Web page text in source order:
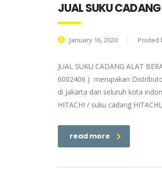
JUAL SUKU
January 16, 2020 Posted
JUAL SUKU CADANG ALAT
6002406 ) merupakan
di Jakarta dan seluruh kota
HITACHI / suku cadang
read more